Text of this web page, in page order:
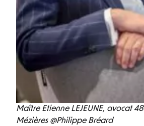
Maître Etienne LEJEUNE, avocat
Mézières @Philippe Bréard